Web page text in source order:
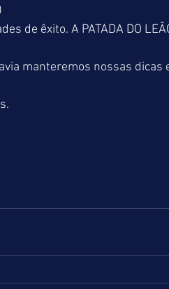
de êxito. A PATADA DO
manteremos nossas dicas